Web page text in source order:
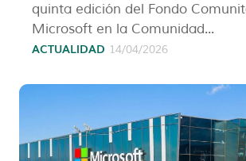
quinta edición del Fondo
Microsoft en la Comunidad...
ACTUALIDAD 14/04/2026